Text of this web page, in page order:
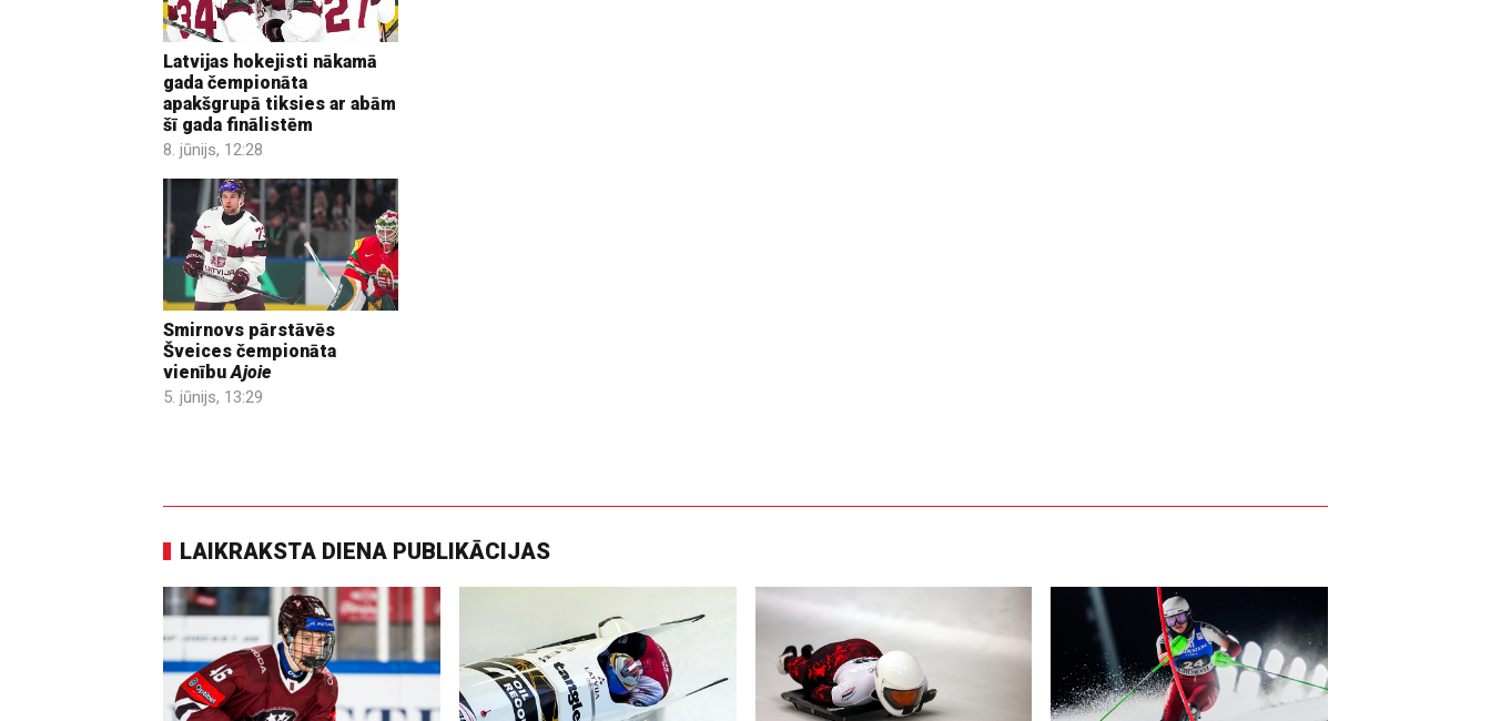
Latvijas hokejisti nākamā
gada čempionāta
apakšgrupā tiksies ar abām
šī gada finālistēm
8. jūnijs, 12:28
Smirnovs pārstāvēs
Šveices čempionāta
vienībuAjoie
5. jūnijs, 13:29
LAIKRAKSTA DIENA PUBLIKĀCIJAS